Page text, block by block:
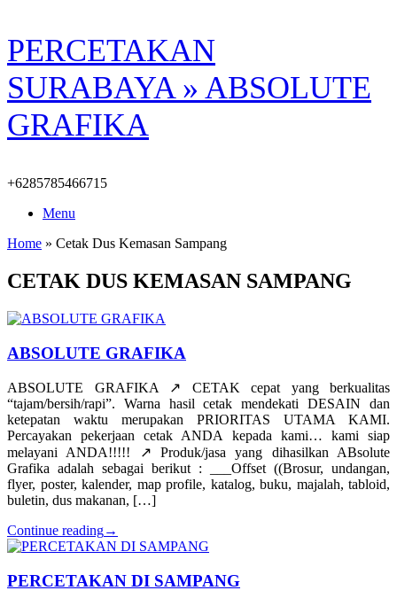
Skip
to
content
PERCETAKAN
SURABAYA » ABSOLUTE
GRAFIKA
+6285785466715
Menu
Home » Cetak Dus Kemasan Sampang
CETAK DUS KEMASAN SAMPANG
ABSOLUTE GRAFIKA
ABSOLUTE GRAFIKA ↗️ CETAK cepat yang berkualitas
“tajam/bersih/rapi”. Warna hasil cetak mendekati DESAIN dan
ketepatan waktu merupakan PRIORITAS UTAMA KAMI.
Percayakan pekerjaan cetak ANDA kepada kami… kami siap
melayani ANDA!!!!! ↗️ Produk/jasa yang dihasilkan ABsolute
Grafika adalah sebagai berikut : ___Offset ((Brosur, undangan,
flyer, poster, kalender, map profile, katalog, buku, majalah, tabloid,
buletin, dus makanan, […]
Continue reading→
PERCETAKAN DI SAMPANG